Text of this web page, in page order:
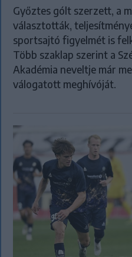
Győztes gólt szerzett, a
választották,
sportsajtó figyelmét is
Több szaklap szerint a
Akadémia neveltje már
válogatott meghívóját.